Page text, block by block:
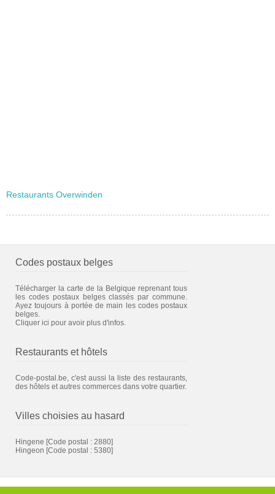
Restaurants Overwinden
Codes postaux belges
Télécharger la carte de la Belgique reprenant tous
les codes postaux belges classés par commune.
Ayez toujours à portée de main les codes postaux
belges.
Cliquer ici pour avoir plus d'infos.
Restaurants et hôtels
Code-postal.be, c'est aussi la liste des restaurants,
des hôtels et autres commerces dans votre quartier.
Villes choisies au hasard
Hingene [Code postal : 2880]
Hingeon [Code postal : 5380]